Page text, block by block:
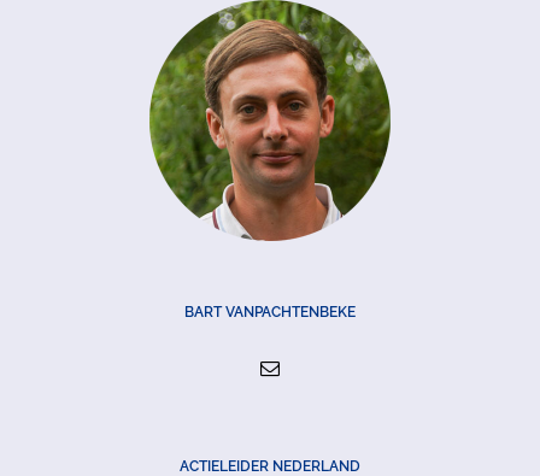
BART VANPACHTENBEKE
ACTIELEIDER NEDERLAND